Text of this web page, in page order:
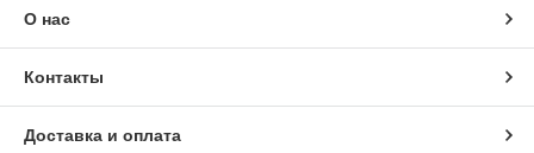
О нас
Контакты
Доставка и оплата